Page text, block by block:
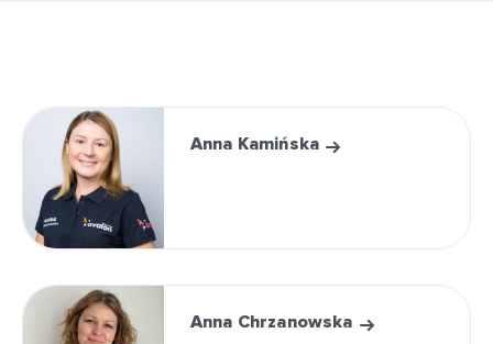
Anna Kamińska
Anna Chrzanowska